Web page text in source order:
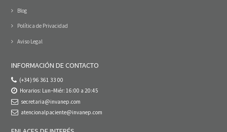
Blog
Política de Privacidad
Aviso Legal
INFORMACIÓN DE CONTACTO
(+34) 96 361 33 00
Horarios: Lun–Miér: 16:00 a 20:45
secretaria@invanep.com
atencionalpaciente@invanep.com